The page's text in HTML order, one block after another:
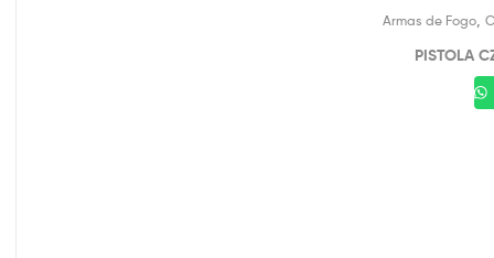
Armas de Fogo,
PISTOLA